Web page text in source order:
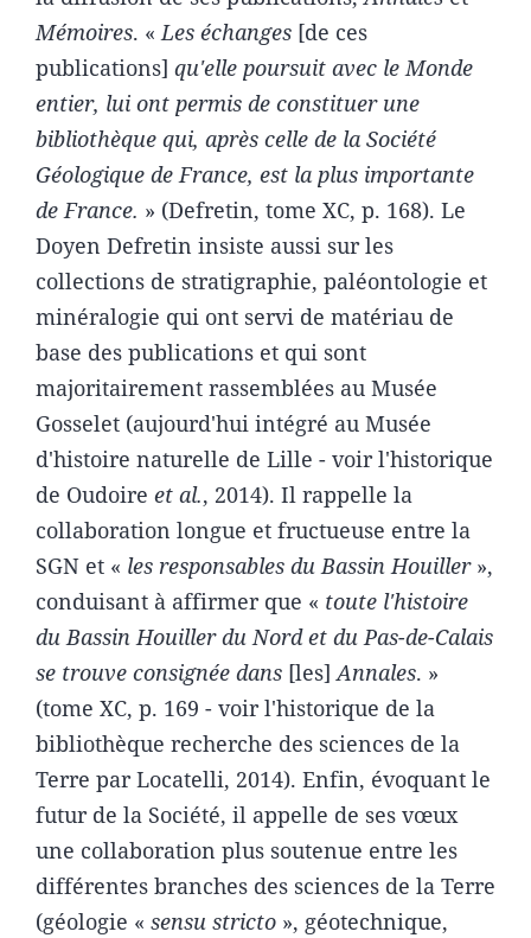
Mémoires. «Les échanges [de ces
publications] qu'elle poursuit avec le Monde
entier, lui ont permis de constituer une
bibliothèque qui, après celle de la Société
Géologique de France, est la plus importante
de France. » (Defretin, tome XC, p. 168). Le
Doyen Defretin insiste aussi sur les
collections de stratigraphie, paléontologie et
minéralogie qui ont servi de matériau de
base des publications et qui sont
majoritairement rassemblées au Musée
Gosselet (aujourd'hui intégré au Musée
d'histoire naturelle de Lille - voir l'historique
de Oudoire et al., 2014). Il rappelle la
collaboration longue et fructueuse entre la
SGN et « les responsables du Bassin Houiller»,
conduisant à affirmer que « toute l'histoire
du Bassin Houiller du Nord et du Pas-de-Calais
se trouve consignée dans [les]Annales. »
(tome XC, p. 169 - voir l'historique de la
bibliothèque recherche des sciences de la
Terre par Locatelli, 2014). Enfin, évoquant le
futur de la Société, il appelle de ses vœux
une collaboration plus soutenue entre les
différentes branches des sciences de la Terre
(géologie « sensu stricto », géotechnique,